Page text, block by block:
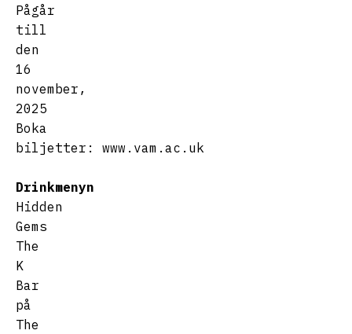
Pågår
till
den
16
november,
2025
Boka
biljetter: www.vam.ac.uk
Drinkmenyn
Hidden
Gems
The
K
Bar
på
The